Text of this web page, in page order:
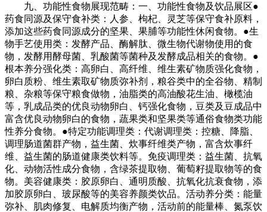
九、功能性食物展现范畴：一、功能性食物及饮品展区●
药食同源及保守食补类：人参、枸杞、灵芝等保守食补原料，
添加这些药食同源成分的坚果、果脯等功能性休闲食物。●生
物手艺使用类：发酵产品、酶解肽、微生物代谢物使用的食
物，发酵用酵母菌、乳酸菌等菌种及发酵成品相关的食物。●
根本养分强化类：高卵白、高纤维、维生素矿物质强化食物，
卵白质粉、维生素取矿物质弥补剂，粮谷类中的全谷物、精制
粮、杂粮等保守粮食做物，油脂类的高油酸花生油、橄榄油
等，乳成品类的优良动物卵白、钙强化食物，豆类及豆成品中
富含优良动物卵白的食物，蔬果类和坚果类等通俗食物类功能
性养分食物。●特定功能调理类：代谢调理类：控糖、降脂、
调理肠道菌群产物，益生菌、炊事纤维类产物，富含炊事纤
维、益生菌的肠道健康类饮料等。免疫调理类：益生菌、抗氧
化、动物活性成分食物，含绿茶提取物、葡萄籽提取物等的食
物。美容健康类：胶原卵白、通明质酸、抗氧化抗衰食物，添
加胶原卵白、玻尿酸等的美容养颜类饮品。活动养分类：能量
弥补、肌肉修复、电解质均衡产物，活动前的能量棒、氮泵饮